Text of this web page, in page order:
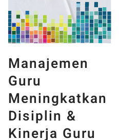
Manajemen
Guru
Meningkatkan
Disiplin &
Kinerja Guru